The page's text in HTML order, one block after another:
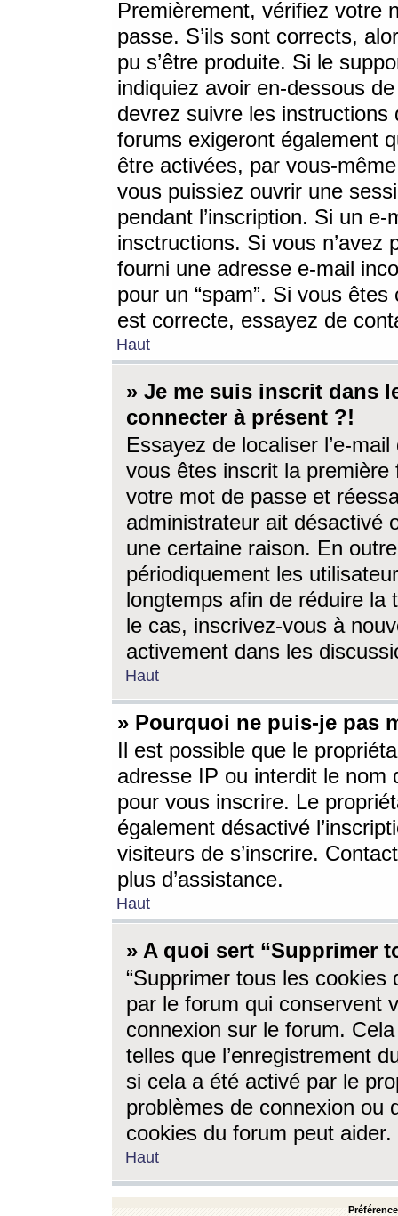
Premièrement, vérifiez votre
passe. S’ils sont corrects,
pu s’être produite. Si le
indiquiez avoir en-dessous
devrez suivre les
forums exigeront également
être activées, par vous-
vous puissiez ouvrir une
pendant l’inscription. Si un
insctructions. Si vous n’avez
fourni une adresse e-mail
pour un “spam”. Si vous
est correcte, essayez de
Haut
» Je me suis inscrit dans
connecter à présent ?!
Essayez de localiser l’e-
vous êtes inscrit la première
votre mot de passe et
administrateur ait désactivé
une certaine raison. En
périodiquement les
longtemps afin de réduire la
le cas, inscrivez-vous à
activement dans les
Haut
» Pourquoi ne puis-je pas
Il est possible que le
adresse IP ou interdit le nom
pour vous inscrire. Le
également désactivé
visiteurs de s’inscrire.
plus d’assistance.
Haut
» A quoi sert “Supprimer
“Supprimer tous les cookies
par le forum qui conservent
connexion sur le forum.
telles que l’enregistrement
si cela a été activé par le
problèmes de connexion ou
cookies du forum peut aider.
Haut